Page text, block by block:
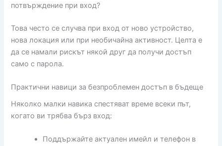
потвърждение при вход?
Това често се случва при вход от ново устройство,
нова локация или при необичайна активност. Целта е
да се намали рискът някой друг да получи достъп
само с парола.
Практични навици за безпроблемен достъп в бъдеще
Няколко малки навика спестяват време всеки път,
когато ви трябва бърз вход:
Поддържайте актуален имейл и телефон в